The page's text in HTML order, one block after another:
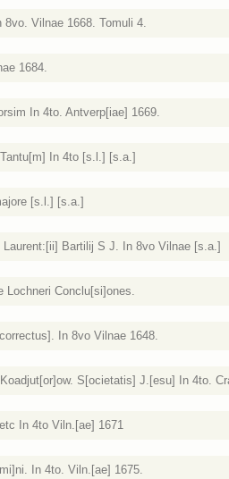
8vo. Vilnae 1668. Tomuli 4.
1684.
In 4to. Antverp[iae] 1669.
In 4to [s.l.] [s.a.]
[s.l.] [s.a.]
Bartilij S J. In 8vo Vilnae [s.a.]
Lochneri Conclu[si]ones.
In 8vo Vilnae 1648.
S[ocietatis] J.[esu] In 4to.
In 4to Viln.[ae] 1671
In 4to. Viln.[ae] 1675.